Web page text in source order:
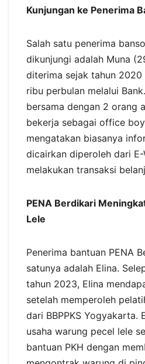
Kunjungan ke Penerima
Salah satu penerima
dikunjungi adalah Muna
diterima sejak tahun 2020
ribu perbulan melalui
bersama dengan 2 orang
bekerja sebagai office
mengatakan biasanya
dicairkan diperoleh dari
melakukan transaksi
PENA Berdikari
Lele
Penerima bantuan PENA
satunya adalah Elina.
tahun 2023, Elina
setelah memperoleh
dari BBPPKS Yogyakarta.
usaha warung pecel lele
bantuan PKH dengan